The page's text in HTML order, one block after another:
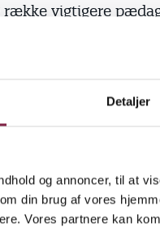
Detaljer
og annoncer, til at
din brug af vores
Vores partnere kan
række vigtigere
positioner,
på de
særlige indsatser
det risikerer vi
hvis de